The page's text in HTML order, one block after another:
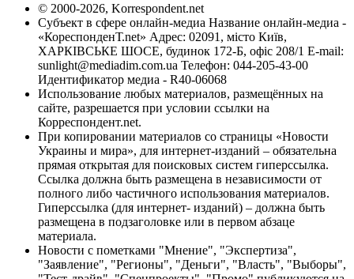
© 2000-2026, Korrespondent.net
Субъект в сфере онлайн-медиа Название онлайн-медиа -
«КореспонденТ.net» Адрес: 02091, місто Київ,
ХАРКІВСЬКЕ ШОСЕ, будинок 172-Б, офіс 208/1 E-mail:
sunlight@mediadim.com.ua Телефон: 044-205-43-00
Идентификатор медиа - R40-06068
Использование любых материалов, размещённых на
сайте, разрешается при условии ссылки на
Корреспондент.net.
При копировании материалов со страницы «Новости
Украины и мира», для интернет-изданий – обязательна
прямая открытая для поисковых систем гиперссылка.
Ссылка должна быть размещена в независимости от
полного либо частичного использования материалов.
Гиперссылка (для интернет- изданий) – должна быть
размещена в подзаголовке или в первом абзаце
материала.
Новости с пометками "Мнение", "Экспертиза",
"Заявление", "Регионы", "Деньги", "Власть", "Выборы",